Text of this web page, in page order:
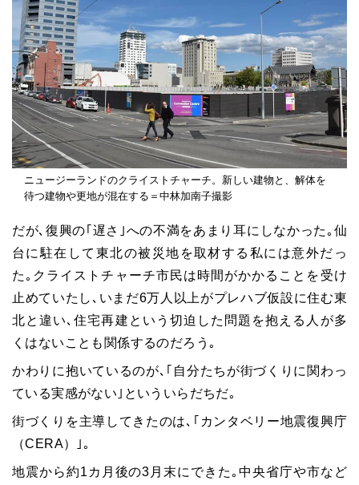
ニュージーランドのクライストチャーチ。新しい建物と、解体を
待つ建物や更地が混在する＝中林加南子撮影
だが､復興の｢遅さ｣への不満をあまり耳にしなかった｡仙
台に駐在して東北の被災地を取材する私には意外だっ
た｡クライストチャーチ市民は時間がかかることを受け
止めていたし､いまだ6万人以上がプレハブ仮設に住む東
北と違い､住宅再建という切迫した問題を抱える人が多
くはないことも関係するのだろう｡
かわりに抱いているのが､｢自分たちが街づくりに関わっ
ている実感がない｣といういらだちだ｡
街づくりを主導してきたのは､｢カンタベリー地震復興庁
（CERA）｣｡
地震から約1カ月後の3月末にできた｡中央省庁や市など